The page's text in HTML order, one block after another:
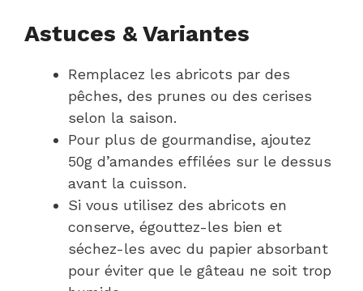
Astuces & Variantes
Remplacez les abricots par des
pêches, des prunes ou des cerises
selon la saison.
Pour plus de gourmandise, ajoutez
50g d’amandes effilées sur le dessus
avant la cuisson.
Si vous utilisez des abricots en
conserve, égouttez-les bien et
séchez-les avec du papier absorbant
pour éviter que le gâteau ne soit trop